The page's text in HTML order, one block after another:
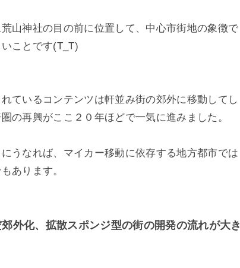
山神社の目の前に位置して、中心市街地の象徴で
ことです(T_T)
ているコンテンツは軒並み街の郊外に移動してし
の再興がここ２０年ほどで一気に進みました。
うなれば、マイカー移動に依存する地方都市では
あります。
外化、拡散スポンジ型の街の開発の流れが大き